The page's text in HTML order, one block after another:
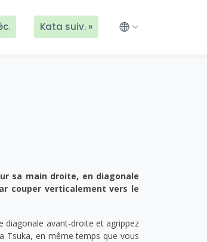
Kata suiv. »
sa main droite, en diagonale
couper verticalement vers le
diagonale avant-droite et agrippez
Tsuka, en même temps que vous